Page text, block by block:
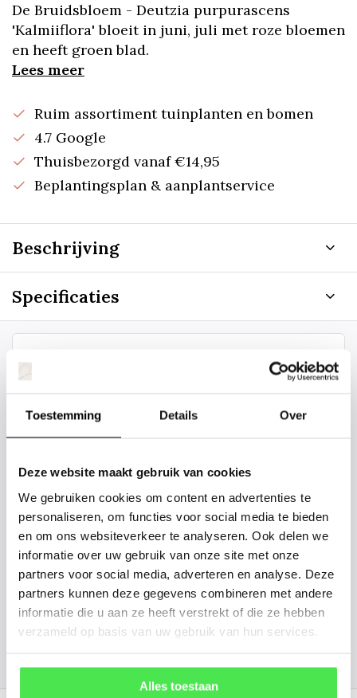
Toestemming Details Over
Deze website maakt gebruik van cookies
We gebruiken cookies om content en advertenties te
personaliseren, om functies voor social media te bieden
en om ons websiteverkeer te analyseren. Ook delen we
informatie over uw gebruik van onze site met onze
partners voor social media, adverteren en analyse. Deze
partners kunnen deze gegevens combineren met andere
informatie die u aan ze heeft verstrekt of die ze hebben
verzameld op basis van uw gebruik van hun services.
Alles toestaan
De Bruidsbloem - Deutzia purpurascens
'Kalmiiflora' bloeit in juni, juli met roze bloemen
en heeft groen blad.
Lees meer
Ruim assortiment tuinplanten en bomen
4.7 Google
Thuisbezorgd vanaf €14,95
Beplantingsplan & aanplantservice
Beschrijving
Specificaties
Staat uw plantsoort of maat er niet
tussen? Laat het ons weten, dan
gaan we voor u kijken. Stuur ons
de plantnaam, hoogte, stamdikte en
boom er ongeveer eruit ziet? We
kunnen u een foto sturen.
info@tuinplantenbezorgd.nl
06 45 601 508 (tijdelijk niet bereikbaar)